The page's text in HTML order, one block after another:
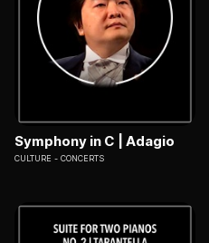
Symphony in C | Adagio
CULTURE CONCERTS